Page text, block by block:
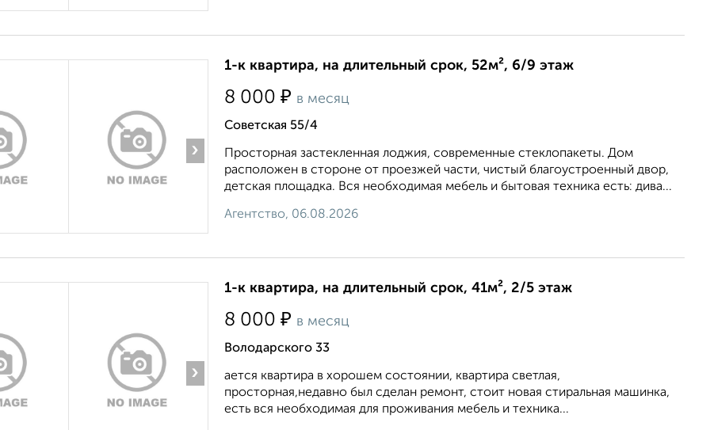
›
1-к квартира, на длительный срок, 52м², 6/9 этаж
8 000 ₽ в месяц
Советская 55/4
Просторная застекленная лоджия, современные стеклопакеты. Дом
расположен в стороне от проезжей части, чистый благоустроенный двор,
детская площадка. Вся необходимая мебель и бытовая техника есть: дива...
Агентство, 06.08.2026
›
1-к квартира, на длительный срок, 41м², 2/5 этаж
8 000 ₽ в месяц
Володарского 33
ается квартира в хорошем состоянии, квартира светлая,
просторная,недавно был сделан ремонт, стоит новая стиральная машинка,
есть вся необходимая для проживания мебель и техника...